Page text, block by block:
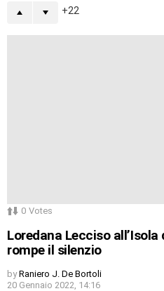
22
0 Votes
Loredana Lecciso
rompe il silenzio
by Raniero J. De Bortoli
20 Gennaio 2022, 14:16